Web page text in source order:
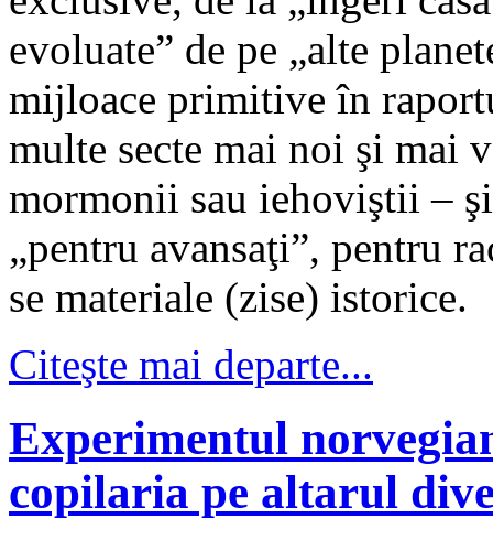
evoluate” de pe „alte
mijloace primitive în
multe secte mai noi şi mai
mormonii sau iehoviştii –
„pentru avansaţi”, pentru
se materiale (zise) istorice.
Citeşte mai departe...
Experimentul
copilaria pe altarul